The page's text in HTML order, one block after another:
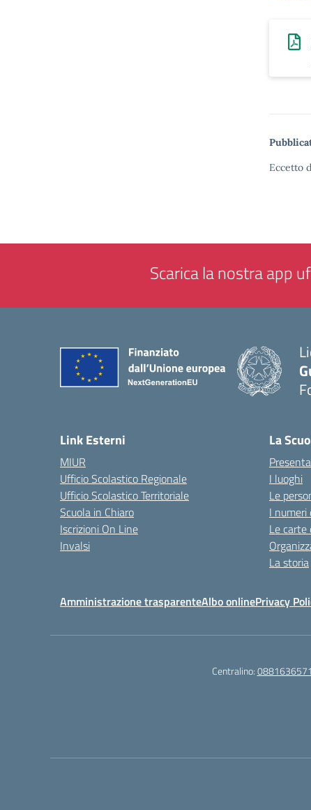
Eccetto
Scarica la nostra app
Link Esterni
MIUR
Ufficio Scolastico Regionale
Ufficio Scolastico Territoriale
Scuola in Chiaro
Iscrizioni On Line
Invalsi
La
I luoghi
Le
I numeri
Le carte
La storia
Amministrazione trasparenteAlbo onlinePrivacy
Centralino:0881636571